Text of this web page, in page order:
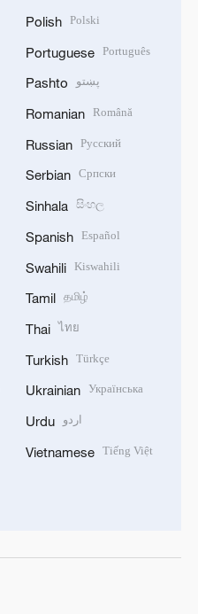
Polish Polski
Portuguese Português
Pashto پښتو
Romanian Română
Russian Русский
Serbian Српски
Sinhala සිංහල
Spanish Español
Swahili Kiswahili
Tamil தமிழ்
Thai ไทย
Turkish Türkçe
Ukrainian Українська
Urdu اردو
Vietnamese Tiếng Việt